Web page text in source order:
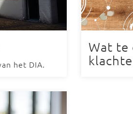
het DIA.
Wat te